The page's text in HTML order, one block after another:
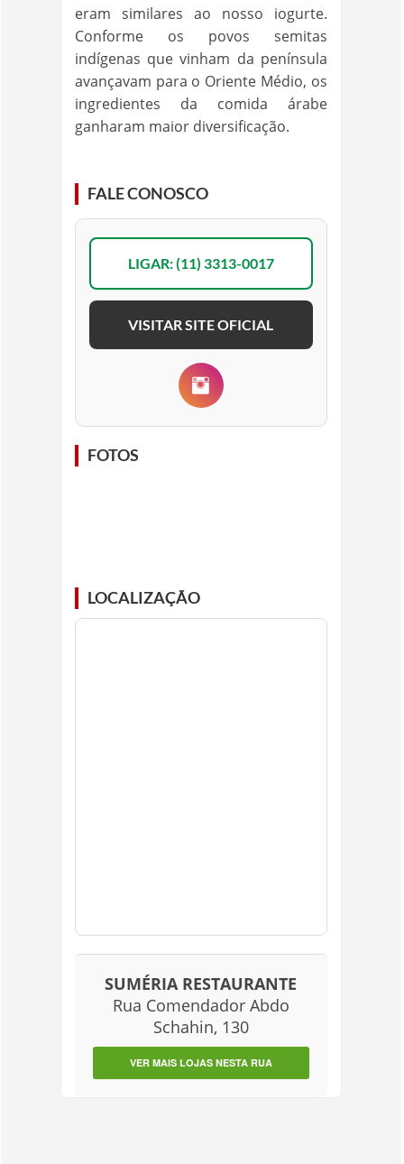
eram similares ao nosso iogurte.
Conforme os povos semitas
indígenas que vinham da península
avançavam para o Oriente Médio, os
ingredientes da comida árabe
ganharam maior diversificação.
FALE CONOSCO
LIGAR: (11) 3313-0017
VISITAR SITE OFICIAL
FOTOS
LOCALIZAÇÃO
SUMÉRIA RESTAURANTE
Rua Comendador Abdo
Schahin, 130
VER MAIS LOJAS NESTA RUA